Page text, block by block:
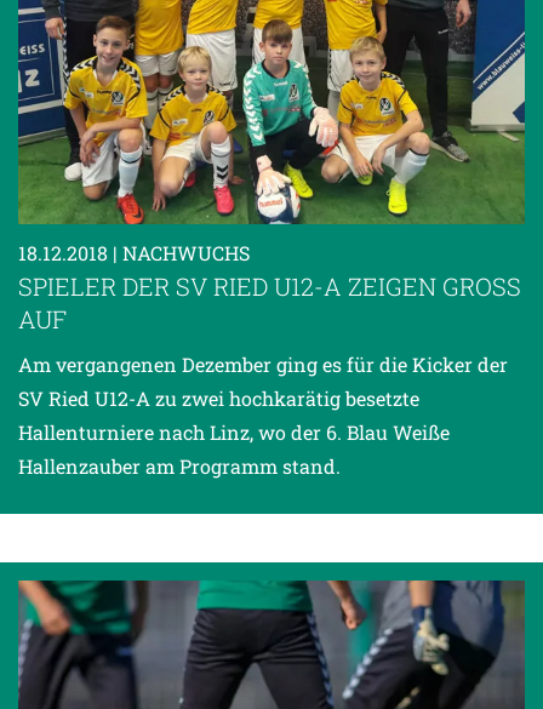
18.12.2018 | NACHWUCHS
SPIELER DER SV RIED U12-A ZEIGEN GROSS A
UF
Am vergangenen Dezember ging es für die Kicker der
SV Ried U12-A zu zwei hochkarätig besetzte
Hallenturniere nach Linz, wo der 6. Blau Weiße
Hallenzauber am Programm stand.